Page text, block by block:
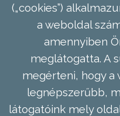
(„cookies”)
a weboldal
amennyiben
meglátogatta. A
megérteni, hogy a
legnépszerűbb,
látogatóink mely